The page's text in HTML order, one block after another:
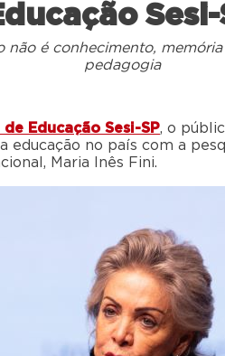
Sesi-
não é conhecimento,
pedagogia
Educação Sesi-SP, o
educação no país com a
Maria Inês Fini.